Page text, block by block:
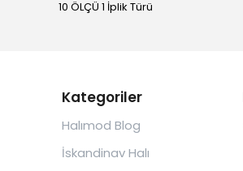
10 ÖLÇÜ 1 İplik Türü
Kategoriler
Halımod Blog
İskandinav Halı